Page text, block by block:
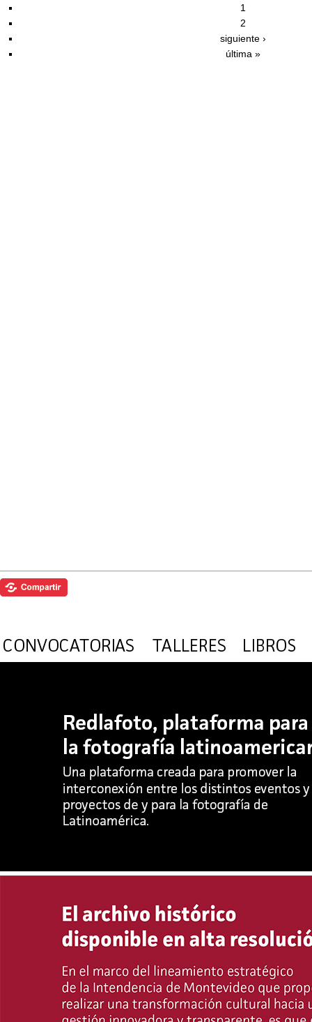
1
2
siguiente ›
última »